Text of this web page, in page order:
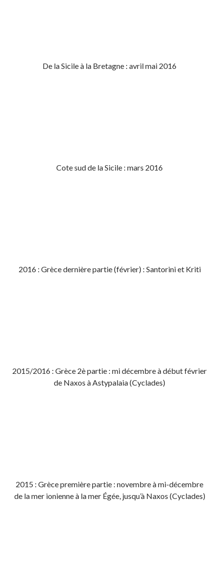
De la Sicile à la Bretagne : avril mai 2016
Cote sud de la Sicile : mars 2016
2016 : Grèce dernière partie (février) : Santorini et Kriti
2015/2016 : Grèce 2è partie : mi décembre à début février
de Naxos à Astypalaia (Cyclades)
2015 : Grèce première partie : novembre à mi-décembre
de la mer ionienne à la mer Égée, jusqu’à Naxos (Cyclades)